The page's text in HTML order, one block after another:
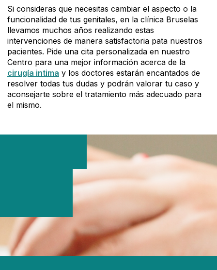
Si consideras que necesitas cambiar el aspecto o la
funcionalidad de tus genitales, en la clínica Bruselas
llevamos muchos años realizando estas
intervenciones de manera satisfactoria pata nuestros
pacientes. Pide una cita personalizada en nuestro
Centro para una mejor información acerca de la
cirugía intima y los doctores estarán encantados de
resolver todas tus dudas y podrán valorar tu caso y
aconsejarte sobre el tratamiento más adecuado para
el mismo.